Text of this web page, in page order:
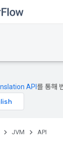
API 를 통해
JVM API